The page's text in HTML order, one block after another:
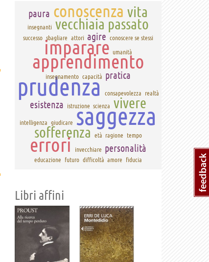
paura conoscenza vita
insegnanti vecchiaia passato
successo sbagliare attori agire conoscere se stessi
imparare umanità
apprendimento
insegnamento capacità pratica
prudenza consapevolezza realtà
esistenza istruzione scienza vivere
intelligenza giudicare saggezza
sofferenza età ragione tempo
errori invecchiare personalità
educazione futuro difficoltà amore fiducia
Libri affini